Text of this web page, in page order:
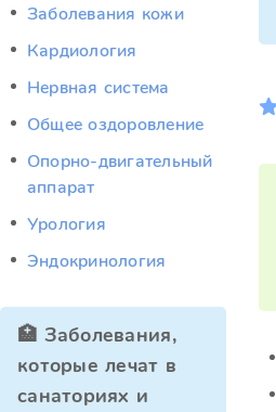
Заболевания кожи
Кардиология
Нервная система
Общее оздоровление
Опорно-двигательный
аппарат
Урология
Эндокринология
🏥 Заболевания,
которые лечат в
санаториях и